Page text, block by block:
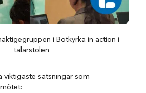
i Botkyrka in action i
talarstolen
viktigaste satsningar som